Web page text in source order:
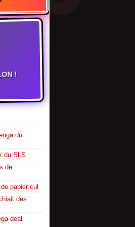
!
du
du SLS
de
papier cul
des
deal